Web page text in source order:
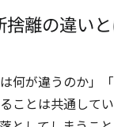
捨離の違い
何が違うのか」
ことは共通して